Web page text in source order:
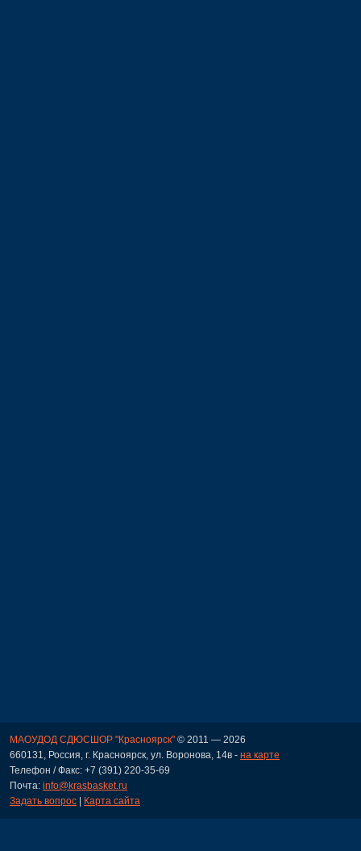
МАОУДОД СДЮСШОР "Красноярск" © 2011 — 2026
660131, Россия, г. Красноярск, ул. Воронова, 14в - на карте
Телефон / Факс: +7 (391) 220-35-69
Почта: info@krasbasket.ru
Задать вопрос | Карта сайта